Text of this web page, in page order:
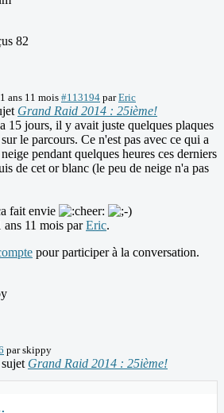
82
ans 11 mois #113194 parEric
Grand Raid 2014 : 25ième!
15 jours, il y avait juste quelques plaques
le parcours. Ce n'est pas avec ce qui a
pendant quelques heures ces derniers
de cet or blanc (le peu de neige n'a pas
fait envie
11 mois parEric.
pour participer à la conversation.
parskippy
Grand Raid 2014 : 25ième!